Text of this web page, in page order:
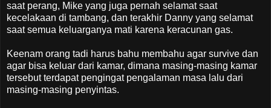
saat perang, Mike yang juga pernah selamat saat
kecelakaan di tambang, dan terakhir Danny yang selamat
saat semua keluarganya mati karena keracunan gas.
Keenam orang tadi harus bahu membahu agar survive dan
agar bisa keluar dari kamar, dimana masing-masing kamar
tersebut terdapat pengingat pengalaman masa lalu dari
masing-masing penyintas.